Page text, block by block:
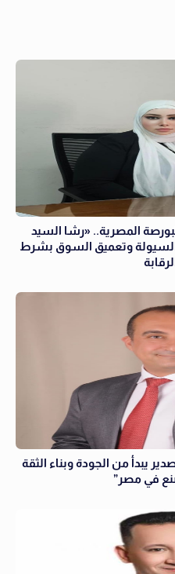
المصرية.. «رشا السيد
السيولة وتعميق السوق بشرط
يبدأ من الجودة وبناء الثقة
في مصر”